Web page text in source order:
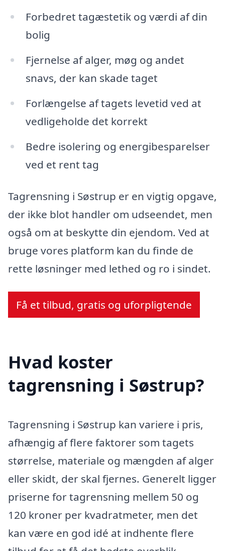
Forbedret tagæstetik og værdi af din
bolig
Fjernelse af alger, møg og andet
snavs, der kan skade taget
Forlængelse af tagets levetid ved at
vedligeholde det korrekt
Bedre isolering og energibesparelser
ved et rent tag
Tagrensning i Søstrup er en vigtig opgave,
der ikke blot handler om udseendet, men
også om at beskytte din ejendom. Ved at
bruge vores platform kan du finde de
rette løsninger med lethed og ro i sindet.
Få et tilbud, gratis og uforpligtende
Hvad koster
tagrensning i Søstrup?
Tagrensning i Søstrup kan variere i pris,
afhængig af flere faktorer som tagets
størrelse, materiale og mængden af alger
eller skidt, der skal fjernes. Generelt ligger
priserne for tagrensning mellem 50 og
120 kroner per kvadratmeter, men det
kan være en god idé at indhente flere